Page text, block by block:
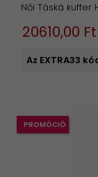
Női Táská kuffer
20610,00 Ft
Az EXTRA33
PROMÓCIÓ